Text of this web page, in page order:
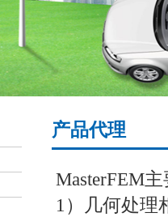
产品代理
MasterFEM
1）几何处理